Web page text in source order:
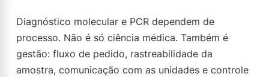
Diagnóstico molecular e PCR dependem de
processo. Não é só ciência médica. Também é
gestão: fluxo de pedido, rastreabilidade da
amostra, comunicação com as unidades e controle